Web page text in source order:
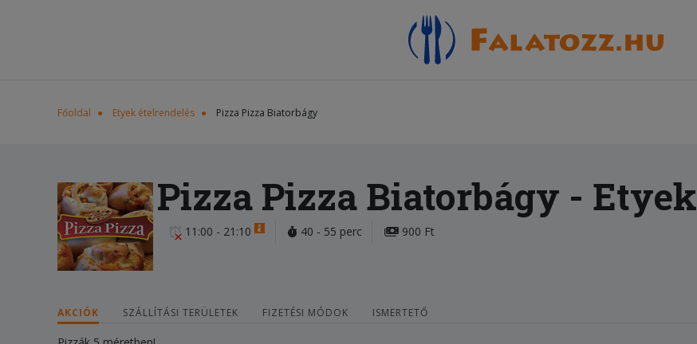
Főoldal Etyek ételrendelés Pizza Pizza Biatorbágy
Pizza Pizza Biatorbágy - Etyek
11:00 - 21:10 40 - 55 perc 900 Ft
AKCIÓK SZÁLLÍTÁSI TERÜLETEK FIZETÉSI MÓDOK ISMERTETŐ